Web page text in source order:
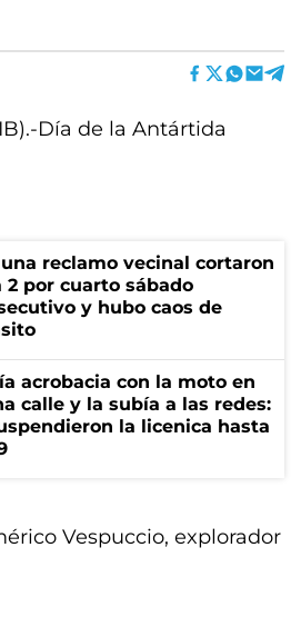
Día de la Antártida
reclamo vecinal cortaron
2 por cuarto sábado
y hubo caos de
acrobacia con la moto en
calle y la subía a las redes:
la licenica hasta
Vespuccio, explorador